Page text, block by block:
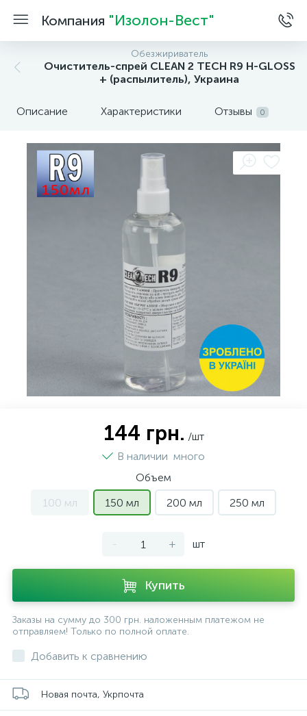
Компания "Изолон-Вест"
Обезжириватель
Очиститель-спрей CLEAN 2 TECH R9 H-GLOSS
+ (распылитель), Украина
Описание Характеристики Отзывы 0
144 грн. /шт
В наличии много
Объем
100 мл
150 мл 200 мл 250 мл
- + шт
Купить
Заказы на сумму до 300 грн. наложенным платежом не
отправляем! Только по полной оплате.
Добавить к сравнению
Новая почта, Укрпочта